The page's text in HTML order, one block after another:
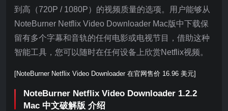
到高（720P / 1080P）的视频质量的选项。用户能够从
NoteBurner Netflix Video Downloader Mac版中下载保
留有多个字幕和音轨的任何电影或电视节目，借助这种
智能工具，您可以随时在任何设备上欣赏Netflix视频。
[NoteBurner Netflix Video Downloader 在官网售价 16.96 美元]
NoteBurner Netflix Video Downloader 1.2.2
Mac 中文破解版 介绍